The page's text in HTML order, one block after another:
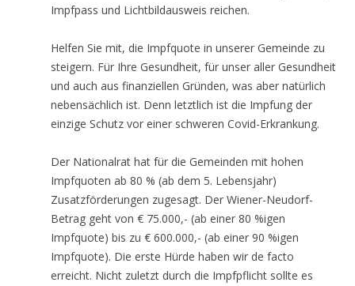
Impfpass und Lichtbildausweis reichen.
Helfen Sie mit, die Impfquote in unserer Gemeinde zu
steigern. Für Ihre Gesundheit, für unser aller Gesundheit
und auch aus finanziellen Gründen, was aber natürlich
nebensächlich ist. Denn letztlich ist die Impfung der
einzige Schutz vor einer schweren Covid-Erkrankung.
Der Nationalrat hat für die Gemeinden mit hohen
Impfquoten ab 80 % (ab dem 5. Lebensjahr)
Zusatzförderungen zugesagt. Der Wiener-Neudorf-
Betrag geht von € 75.000,- (ab einer 80 %igen
Impfquote) bis zu € 600.000,- (ab einer 90 %igen
Impfquote). Die erste Hürde haben wir de facto
erreicht. Nicht zuletzt durch die Impfpflicht sollte es